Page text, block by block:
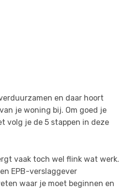
en daar hoort
je woning bij. Om goed je
volg je de 5 stappen in deze
vaak toch wel flink wat werk.
EPB-verslaggever
waar je moet beginnen en